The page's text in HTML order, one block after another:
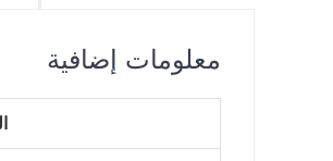
معلومات إضافية